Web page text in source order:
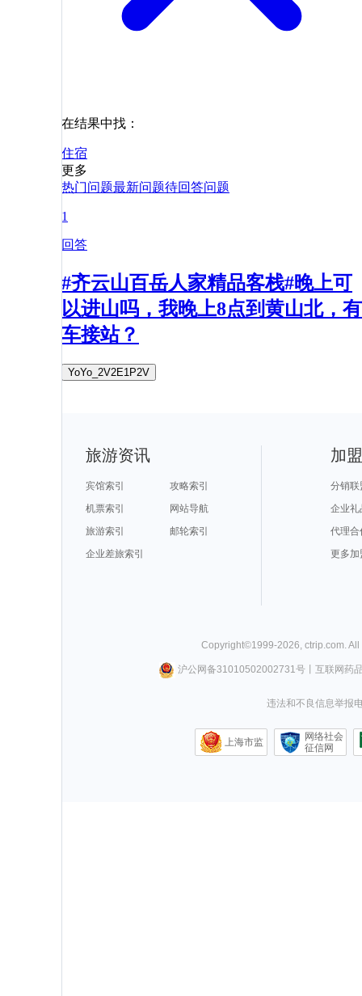
在结果中找：
住宿
更多
热门问题最新问题待回答问题
1
回答
#齐云山百岳人家精品客栈#晚上可
以进山吗，我晚上8点到黄山北，有
车接站？
YoYo_2V2E1P2V
旅游资讯
宾馆索引
攻略索引
机票索引
网站导航
旅游索引
邮轮索引
企业差旅索引
加
分销联
企业礼
代理合
更多加
Copyright©1999-2026 ctrip.com .
沪公网备31010502002731号丨 互联网药
违法和不良信息举报
上海市监
网络社会
征信网